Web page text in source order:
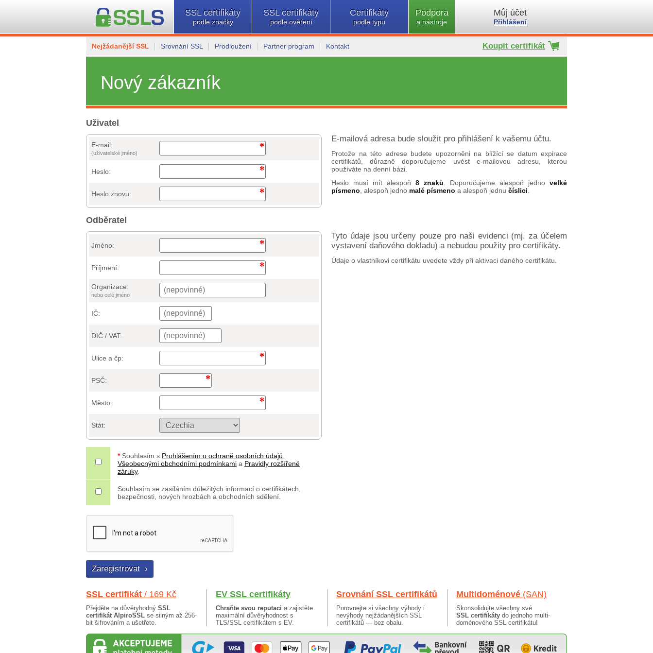
SSL certifikáty
podle značky
SSL certifikáty
podle ověření
Certifikáty
podle typu
Podpora
a nástroje
Můj účet
Přihlášení
Nejžádanější SSL Srovnání SSL Prodloužení Partner program Kontakt Koupit certifikát
Nový zákazník
Uživatel
E-mail:
(uživatelské jméno)
Heslo:
Heslo znovu:
E-mailová adresa bude sloužit pro přihlášení k vašemu účtu.
Protože na této adrese budete upozorněni na blížící se datum expirace
certifikátů, důrazně doporučujeme uvést e-mailovou adresu, kterou
používáte na denní bázi.
Heslo musí mít alespoň 8 znaků . Doporučujeme alespoň jedno velké
písmeno , alespoň jedno malé písmeno a alespoň jednu číslici
Odběratel
Jméno:
Příjmení:
Organizace:
nebo celé jméno
IČ:
DIČ / VAT:
Ulice a čp:
PSČ:
Město:
Stát:
* Souhlasím s Prohlášením o ochraně osobních údajů
Všeobecnými obchodními podmínkami a Pravidly rozšířené
záruky.
Souhlasím se zasíláním důležitých informací o certifikátech,
bezpečnosti, nových hrozbách a obchodních sdělení.
Tyto údaje jsou určeny pouze pro naši evidenci (mj. za účelem
vystavení daňového dokladu) a nebudou použity pro certifikáty.
Údaje o vlastníkovi certifikátu uvedete vždy při aktivaci daného certifikátu.
SSL certifikát / 169 Kč
Přejděte na důvěryhodný SSL
certifikát AlpiroSSL se silným až 256-
bit šifrováním a ušetřete.
EV SSL certifikáty
Chraňte svou reputaci a zajistěte
maximální důvěryhodnost s
TLS/SSL certifikátem s EV.
Srovnání SSL certifikátů
Porovnejte si všechny výhody i
nevýhody nejžádanějších SSL
certifikátů — bez obalu.
Multidoménové (SAN)
Skonsolidujte všechny své
SSL certifikáty do jednoho multi-
doménového SSL certifikátu!